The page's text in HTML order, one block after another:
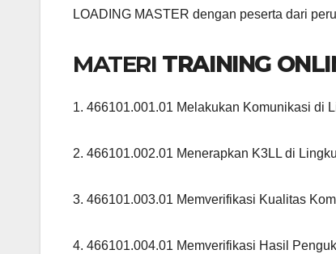
LOADING MASTER dengan peserta dari
MATERI TRAINING
1. 466101.001.01 Melakukan Komunikasi di
2. 466101.002.01 Menerapkan K3LL di
3. 466101.003.01 Memverifikasi Kualitas
4. 466101.004.01 Memverifikasi Hasil